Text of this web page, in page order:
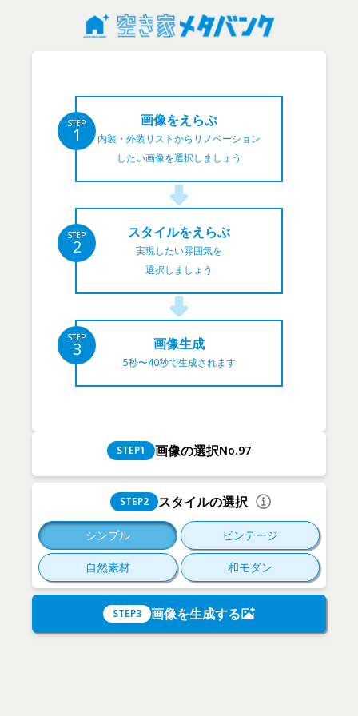
画像をえらぶ
内装・外装リストからリノベーション
したい画像を選択しましょう
STEP
1
スタイルをえらぶ
実現したい雰囲気を
選択しましょう
STEP
2
画像生成
5秒〜40秒で生成されます
STEP
3
STEP1 画像の選択No.97
STEP2 スタイルの選択
シンプル ビンテージ
自然素材 和モダン
STEP3 画像を生成する